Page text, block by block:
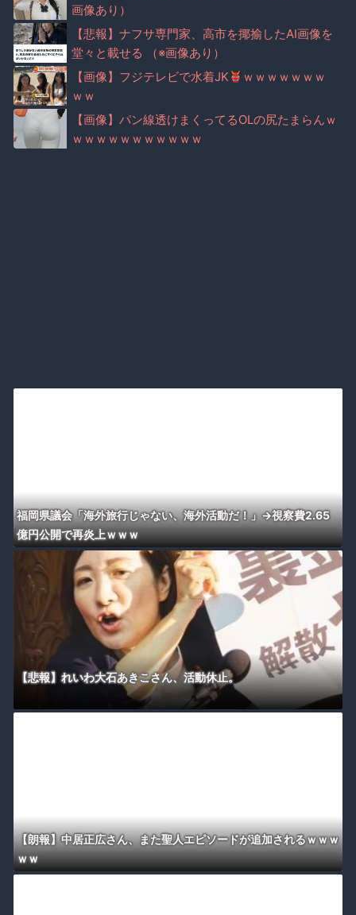
画像あり）
【悲報】ナフサ専門家、高市を揶揄したAI画像を
堂々と載せる （※画像あり）
【画像】フジテレビで水着JK
ｗｗｗｗｗｗｗ
ｗｗ
【画像】パン線透けまくってるOLの尻たまらんｗ
ｗｗｗｗｗｗｗｗｗｗｗ
福岡県議会「海外旅行じゃない、海外活動だ！」→視察費2.65
億円公開で再炎上ｗｗｗ
【悲報】れいわ大石あきこさん、活動休止。
【朗報】中居正広さん、また聖人エピソードが追加されるｗｗｗ
ｗｗ